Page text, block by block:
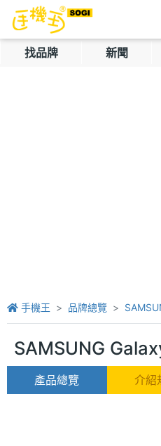
找品牌 新聞
手機王 品牌總覽
SAMSUNG
產品總覽 介紹